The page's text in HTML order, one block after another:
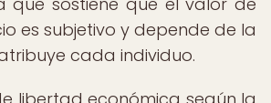
es subjetivo y depende de la
cada individuo.